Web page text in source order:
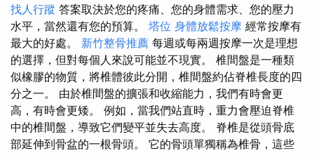
找人行蹤 答案取決於您的疼痛、您的身體需求、您的壓力
水平，當然還有您的預算。 塔位 身體放鬆按摩 經常按摩有
最大的好處。 新竹整骨推薦 每週或每兩週按摩一次是理想
的選擇，但對每個人來說可能並不現實。 椎間盤是一種類
似橡膠的物質，將椎體彼此分開，椎間盤約佔脊椎長度的四
分之一。 由於椎間盤的擴張和收縮能力，我們有時會更
高，有時會更矮。 例如，當我們站直時，重力會壓迫脊椎
中的椎間盤，導致它們變平並失去高度。 脊椎是從頭骨底
部延伸到骨盆的一根骨頭。 它的骨頭單獨稱為椎骨，這些